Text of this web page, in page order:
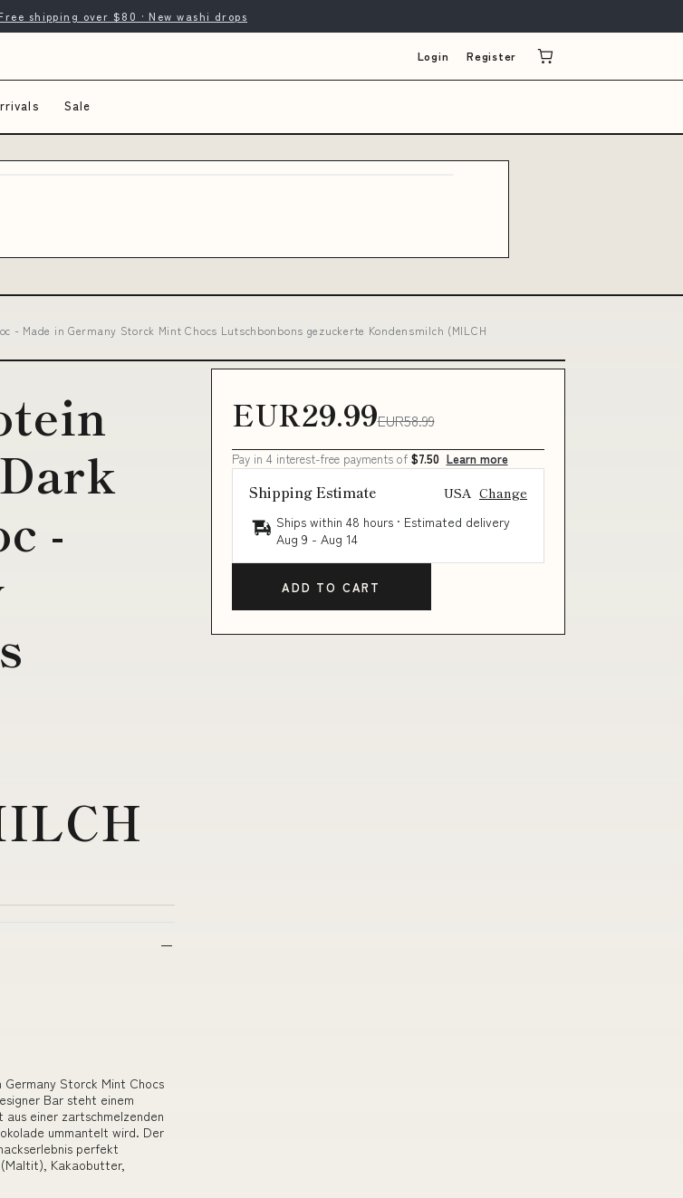
shipping over $80 · New washi drops
Login Register
Sale
- Made in Germany Storck Mint Chocs Lutschbonbons gezuckerte Kondensmilch (MILCH
-
Germany Storck Mint Chocs
Bar steht einem
aus einer zartschmelzenden
ummantelt wird. Der
perfekt
Kakaobutter,
EUR29.99EUR58.99
Pay in 4 interest-free payments of $7.50 Learn more
Shipping Estimate USA Change
Ships within 48 hours · Estimated delivery
Aug 9 - Aug 14
ADD TO CART